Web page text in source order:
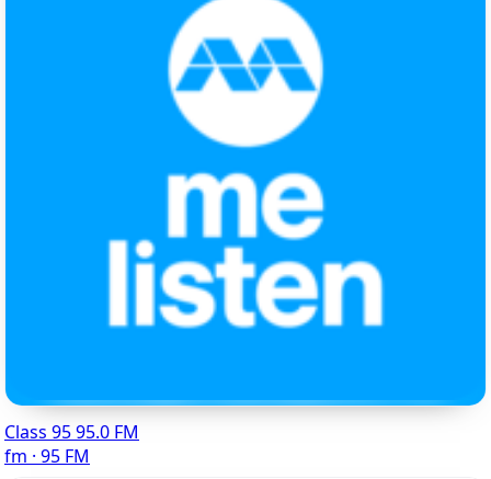
Class 95 95.0 FM
fm · 95 FM